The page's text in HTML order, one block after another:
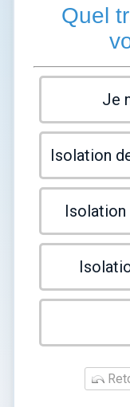
Quel
Je
Isolation
Isolation